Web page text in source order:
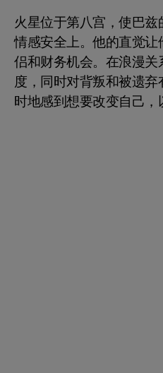
火星位于第八宫，使巴
情感安全上。他的直觉
侣和财务机会。在浪漫
度，同时对背叛和被遗
时地感到想要改变自己，